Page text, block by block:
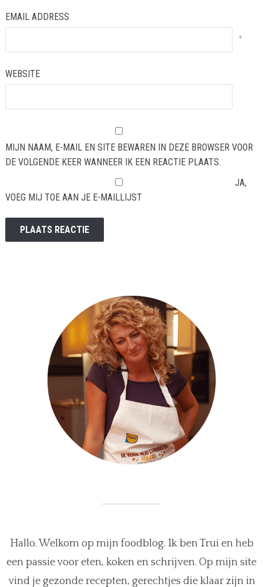
EMAIL ADDRESS
*
WEBSITE
MIJN NAAM, E-MAIL EN SITE BEWAREN IN DEZE BROWSER VOOR
DE VOLGENDE KEER WANNEER IK EEN REACTIE PLAATS.
JA,
VOEG MIJ TOE AAN JE E-MAILLIJST
Hallo. Welkom op mijn foodblog. Ik ben Trui en heb
een passie voor eten, koken en schrijven. Op mijn site
vind je gezonde recepten, gerechtjes die klaar zijn in